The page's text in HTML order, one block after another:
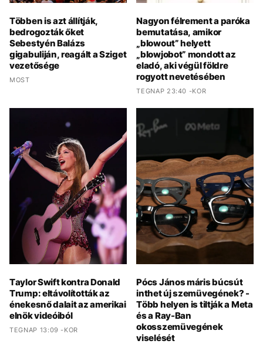
Többen is azt állítják,
bedrogozták őket
Sebestyén Balázs
gigabuliján, reagált a Sziget
vezetősége
MOST
Nagyon félrement a paróka
bemutatása, amikor
„blowout” helyett
„blowjobot” mondott az
eladó, aki végül földre
rogyott nevetésében
TEGNAP 23:40 -KOR
Taylor Swift kontra Donald
Trump: eltávolították az
énekesnő dalait az amerikai
elnök videóiból
TEGNAP 13:09 -KOR
Pócs János máris búcsút
inthet új szemüvegének? -
Több helyen is tiltják a Meta
és a Ray-Ban
okosszemüvegének
viselését